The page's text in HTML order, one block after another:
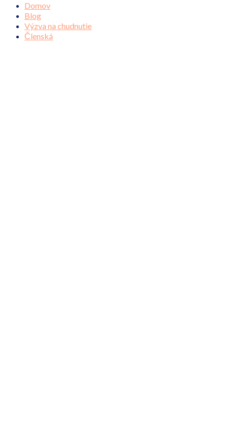
Domov
Blog
Výzva na chudnutie
Členská